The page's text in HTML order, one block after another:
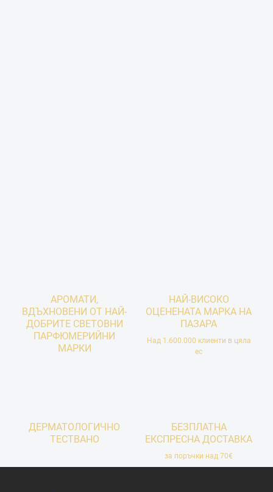
АРОМАТИ,
ВДЪХНОВЕНИ ОТ НАЙ-
ДОБРИТЕ СВЕТОВНИ
ПАРФЮМЕРИЙНИ
МАРКИ
НАЙ-ВИСОКО
ОЦЕНЕНАТА МАРКА НА
ПАЗАРА
Над 1.600.000 клиенти в цяла
ес
ДЕРМАТОЛОГИЧНО
ТЕСТВАНО
БЕЗПЛАТНА
ЕКСПРЕСНА ДОСТАВКА
за поръчки над 70€